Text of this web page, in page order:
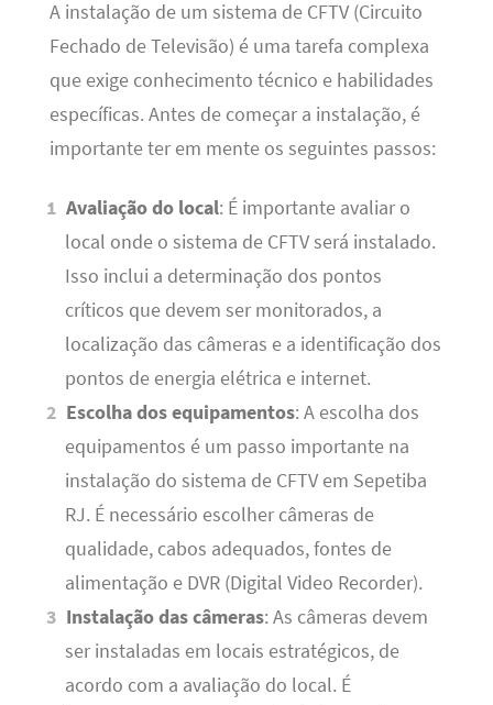
A instalação de um sistema de CFTV (Circuito
Fechado de Televisão) é uma tarefa complexa
que exige conhecimento técnico e habilidades
específicas. Antes de começar a instalação, é
importante ter em mente os seguintes passos:
Avaliação do local: É importante avaliar o
local onde o sistema de CFTV será instalado.
Isso inclui a determinação dos pontos
críticos que devem ser monitorados, a
localização das câmeras e a identificação dos
pontos de energia elétrica e internet.
Escolha dos equipamentos: A escolha dos
equipamentos é um passo importante na
instalação do sistema de CFTV em Sepetiba
RJ. É necessário escolher câmeras de
qualidade, cabos adequados, fontes de
alimentação e DVR (Digital Video Recorder).
Instalação das câmeras: As câmeras devem
ser instaladas em locais estratégicos, de
acordo com a avaliação do local. É